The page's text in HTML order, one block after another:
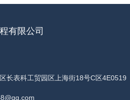
有限公司
长表科工贸园区上海街18号C区4E0519